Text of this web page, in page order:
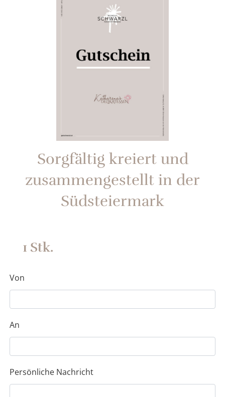
Sorgfältig kreiert und
zusammengestellt in der
Südsteiermark
1 Stk.
Von
An
Persönliche Nachricht